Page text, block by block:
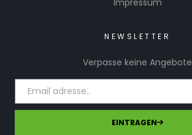
NEWSLETTER
Verpasse keine Angebote
EINTRAGEN